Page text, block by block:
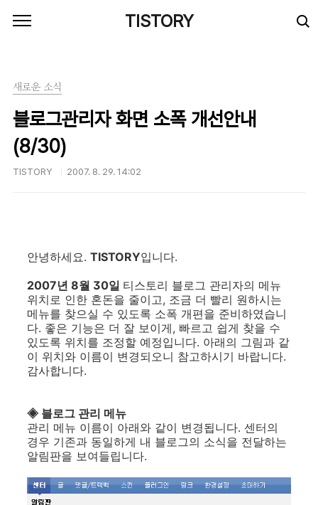
TISTORY
새로운 소식
블로그관리자 화면 소폭 개선안내
(8/30)
TISTORY 2007. 8. 29. 14:02
안녕하세요. TISTORY입니다.
2007년 8월 30일 티스토리 블로그 관리자의 메뉴
위치로 인한 혼돈을 줄이고, 조금 더 빨리 원하시는
메뉴를 찾으실 수 있도록 소폭 개편을 준비하였습니
다. 좋은 기능은 더 잘 보이게, 빠르고 쉽게 찾을 수
있도록 위치를 조정할 예정입니다. 아래의 그림과 같
이 위치와 이름이 변경되오니 참고하시기 바랍니다.
감사합니다.
◈ 블로그 관리 메뉴
관리 메뉴 이름이 아래와 같이 변경됩니다. 센터의
경우 기존과 동일하게 내 블로그의 소식을 전달하는
알림판을 보여들립니다.